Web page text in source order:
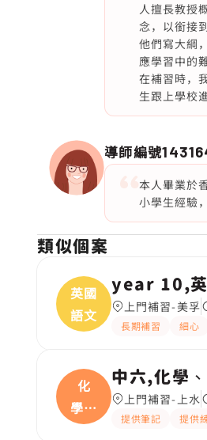
人擅長教授
念，以銜接
他們寫大綱
應學習中的
在補習時，
生跟上學校
導師編號
本人畢業於
小學生經驗
類似個案
英國
語文
year 10,
上門補習-美孚
長期補習 細心
化
學、
數學
中六,化學
上門補習-上水
提供筆記 提供